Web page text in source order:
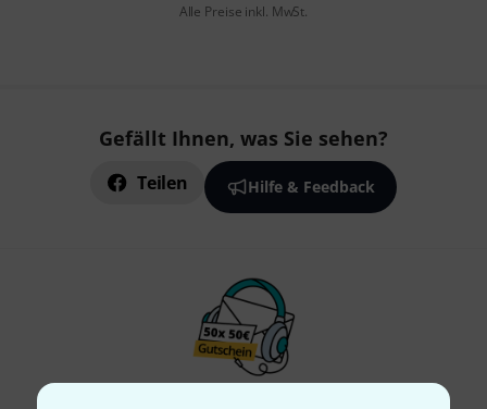
Alle Preise inkl. MwSt.
Gefällt Ihnen, was Sie sehen?
Teilen Hilfe & Feedback